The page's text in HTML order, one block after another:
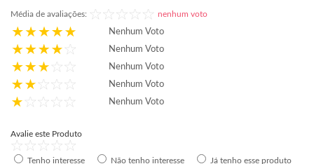
Média de avaliações: nenhum voto
Nenhum Voto
Nenhum Voto
Nenhum Voto
Nenhum Voto
Nenhum Voto
Avalie este Produto
Tenho interesse Não tenho interesse Já tenho esse produto